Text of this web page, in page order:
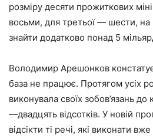
розміру десяти прожиткових
восьми, для третьої — шести,
знайти додатково понад 5
Володимир Арешонков
база не працює. Протягом усіх
виконувала своїх зобов’язань
—двадцять відсотків. У новій
відсікти ті речі, які виконати